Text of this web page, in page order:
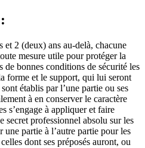
et 2 (deux) ans au-delà, chacune
mesure utile pour protéger la
de bonnes conditions de sécurité les
forme et le support, qui lui seront
établis par l’une partie ou ses
à en conserver le caractère
s’engage à appliquer et faire
secret professionnel absolu sur les
partie à l’autre partie pour les
dont ses préposés auront, ou